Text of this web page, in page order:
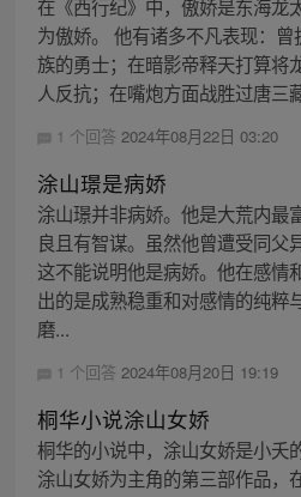
在《西行纪》中，傲娇是东海龙
为傲娇。 他有诸多不凡表现：
族的勇士；在暗影帝释天打算将
人反抗；在嘴炮方面战胜过唐三
1 个回答 2024年08月22日 03:20
涂山璟是病娇
涂山璟并非病娇。他是大荒内最
良且有智谋。虽然他曾遭受同父
这不能说明他是病娇。他在感情
出的是成熟稳重和对感情的纯粹
磨...
1 个回答 2024年08月20日 19:19
桐华小说涂山女娇
桐华的小说中，涂山女娇是小夭
涂山女娇为主角的第三部作品，